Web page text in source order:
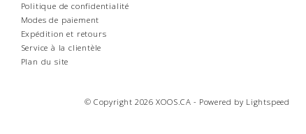
Politique de confidentialité
Modes de paiement
Expédition et retours
Service à la clientèle
Plan du site
© Copyright 2026 XOOS.CA - Powered by Lightspeed